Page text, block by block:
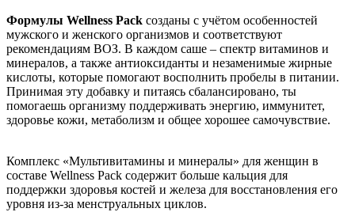
Формулы Wellness Pack созданы с учётом особенностей
мужского и женского организмов и соответствуют
рекомендациям ВОЗ. В каждом саше – спектр витаминов и
минералов, а также антиоксиданты и незаменимые жирные
кислоты, которые помогают восполнить пробелы в питании.
Принимая эту добавку и питаясь сбалансировано, ты
помогаешь организму поддерживать энергию, иммунитет,
здоровье кожи, метаболизм и общее хорошее самочувствие.
Комплекс «Мультивитамины и минералы» для женщин в
составе Wellness Pack cодержит больше кальция для
поддержки здоровья костей и железа для восстановления его
уровня из-за менструальных циклов.